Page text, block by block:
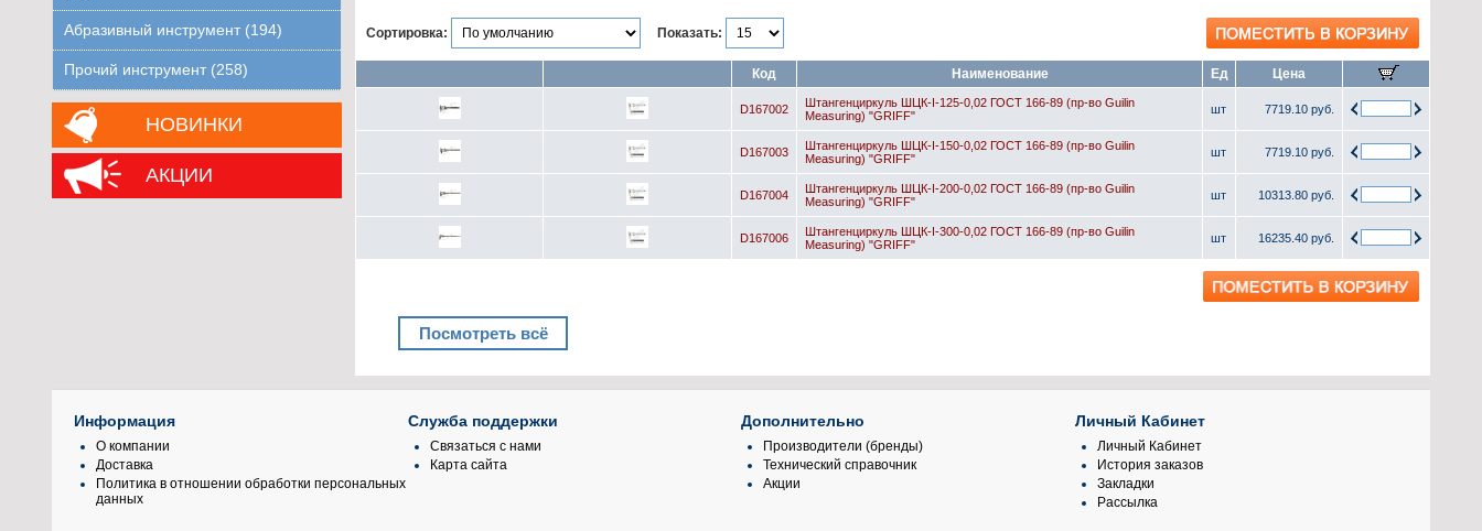
Абразивный инструмент (194)
Прочий инструмент (258)
НОВИНКИ
АКЦИИ
Сортировка: Показать:
Код Наименование Ед Цена
D167002
Штангенциркуль ШЦК-I-125-0,02 ГОСТ 166-89 (пр-во Guilin
Measuring) "GRIFF"
шт 7719.10 руб.
D167003
Штангенциркуль ШЦК-I-150-0,02 ГОСТ 166-89 (пр-во Guilin
Measuring) "GRIFF"
шт 7719.10 руб.
D167004
Штангенциркуль ШЦК-I-200-0,02 ГОСТ 166-89 (пр-во Guilin
Measuring) "GRIFF"
шт 10313.80 руб.
D167006
Штангенциркуль ШЦК-I-300-0,02 ГОСТ 166-89 (пр-во Guilin
Measuring) "GRIFF"
шт 16235.40 руб.
Посмотреть всё
Информация
О компании
Доставка
Политика в отношении обработки персональных
данных
Служба поддержки
Связаться с нами
Карта сайта
Дополнительно
Производители (бренды)
Технический справочник
Акции
Личный Кабинет
Личный Кабинет
История заказов
Закладки
Рассылка